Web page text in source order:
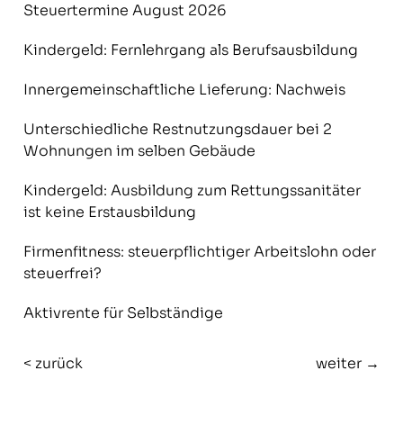
Steuertermine August 2026
Kindergeld: Fernlehrgang als Berufsausbildung
Innergemeinschaftliche Lieferung: Nachweis
Unterschiedliche Restnutzungsdauer bei 2
Wohnungen im selben Gebäude
Kindergeld: Ausbildung zum Rettungssanitäter
ist keine Erstausbildung
Firmenfitness: steuerpflichtiger Arbeitslohn oder
steuerfrei?
Aktivrente für Selbständige
< zurück weiter →